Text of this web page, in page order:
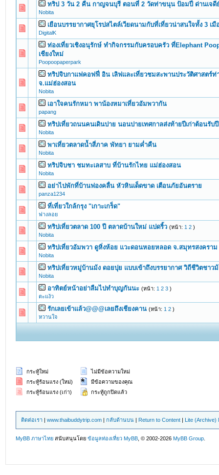
ทริป 3 วัน 2 คืน กาญจนบุรี ตอนที่ 2 วัดท่าขนุน ป้อมปี่ ด่านเจดี
Nobita
0 Vote(s) - 0 out of 5 in Average
12 345
เยือนบรรยากาศยุโรปสไตล์เวียดนามกับที่เที่ยวน่าสนใจทั้ง 3 เมื
DigitalK
0 Vote(s) - 0 out of 5 in Average
12 345
ท่องเที่ยวเชิงอนุรักษ์ ทำกิจกรรมกับครอบครัว ที่Elephant
เชียงใหม่
Poopoopaperpark
0 Vote(s) - 0 out of 5 in Average
ทริปจิบกาแฟคอฟฟี่ อิน เลิฟและเที่ยวชมสะพานประวัติศาสตร์ท่
จ.แม่ฮ่องสอน
Nobita
0 Vote(s) - 0 out of 5 in Average
เอาใจคนรักหมา พาน้องหมาเที่ยวอัมพวากัน
papang
0 Vote(s) - 0 out of 5 in Average
1 2 345
ทริปเที่ยวถนนคนเดินปาย นอนปายเทศกาลส่งท้ายปีเก่าต้อนรับ
Nobita
0 Vote(s) - 0 out of 5 in Average
12345
พาเที่ยวตลาดน้ำสี่ภาค พัทยา ยามค่ำคืน
Nobita
0 Vote(s) - 0 out of 5 in Average
123 45
ทริปจิบชา ชมทะเลสาบ ที่บ้านรักไทย แม่ฮ่องสอน
Nobita
0 Vote(s) - 0 out of 5 in Average
12345
อย่าไปพักที่บ้านฟองคลื่น หัวหินเด็ดขาด เตือนภัยอันตราย
panza1234
0 Vote(s) - 0 out of 5 in Average
12345
ที่เที่ยวใกล้กรุง "เกาะเกร็ด"
ฟางลอย
0 Vote(s) - 0 out of 5 in Average
12 345
ทริปเที่ยวตลาด 100 ปี ตลาดบ้านใหม่ แปดริ้ว (หน้า: 1 2 )
Nobita
0 Vote(s) - 0 out of 5 in Average
123 4 5
ทริปเที่ยวอัมพวา ดูหิ่งห้อย แวะดอนหอยหลอด จ.สมุทรสงคราม
Nobita
0 Vote(s) - 0 out of 5 in Average
1 2345
ทริปเที่ยวหมู่บ้านม้ง ดอยปุย แบบเข้าถึงบรรยากาศ วิถีชีวิตชาว
Nobita
0 Vote(s) - 0 out of 5 in Average
123 45
อาทิตย์หน้าอย่าลืมไปทำบุญกันนะ (หน้า: 1 2 3 )
ตะแง้ว
0 Vote(s) - 0 out of 5 in Average
12 345
รักเลยเข้าแล้ว@@@เลยถึงเชียงคาน (หน้า: 1 2 )
หวานใจ
0 Vote(s) - 0 out of 5 in Average
12345
กระทู้ใหม่
กระทู้ร้อนแรง (ใหม่)
กระทู้ร้อนแรง (เก่า)
ไม่มีข้อความใหม่
มีข้อความของคุณ
กระทู้ถูกปิดแล้ว
ติดต่อเรา |www.thaibuddytrip.com |กลับด้านบน | Return to Content | Lite (Archive)
MyBB ภาษาไทย สนับสนุนโดยข้อมูลท่องเที่ยว MyBB , © 2002-2026MyBB Group